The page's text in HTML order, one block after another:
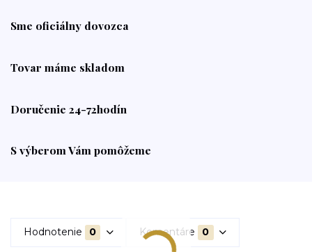
Sme oficiálny dovozca
Tovar máme skladom
Doručenie 24-72hodín
S výberom Vám pomôžeme
Hodnotenie 0 Komentáre 0